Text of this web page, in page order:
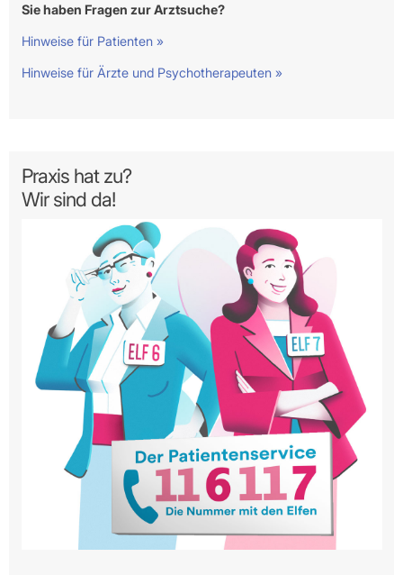
Sie haben Fragen zur Arztsuche?
Hinweise für Patienten »
Hinweise für Ärzte und Psychotherapeuten »
Praxis hat zu?
Wir sind da!